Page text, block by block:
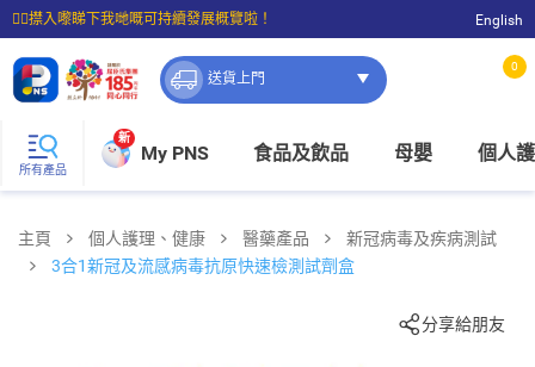
☝🏼㩒入嚟睇下我哋嘅可持續發展概覽啦！
⭐購物滿$399即享免費送貨；滿$100即可免費店取。
English
送貨上門
0
所有產品
新
My PNS 食品及飲品 母嬰 個人
主頁 個人護理、健康 醫藥產品
新冠病毒及疾病測試
3合1新冠及流感病毒抗原快速檢測試劑盒
分享給朋友